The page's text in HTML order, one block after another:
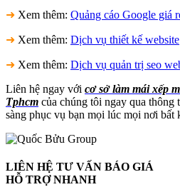
➜ Xem thêm: Quảng cáo Google giá
➜ Xem thêm: Dịch vụ thiết kế website
➜ Xem thêm: Dịch vụ quản trị seo
Liên hệ ngay với cơ sở làm mái xếp
Tphcm của chúng tôi ngay qua thông
sàng phục vụ bạn mọi lúc mọi nơi bất
LIÊN HỆ TƯ VẤN BÁO GIÁ
HỖ TRỢ NHANH